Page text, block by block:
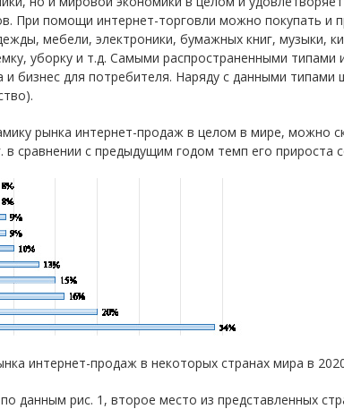
При помощи интернет-торговли можно покупать и
мебели, электроники, бумажных книг, музыки,
уборку и т.д. Самыми распространенными типами
и бизнес для потребителя. Наряду с данными
рынка интернет-продаж в целом в мире, можно
в сравнении с предыдущим годом темп его прироста
интернет-продаж в некоторых странах мира в
данным рис. 1, второе место из представленных